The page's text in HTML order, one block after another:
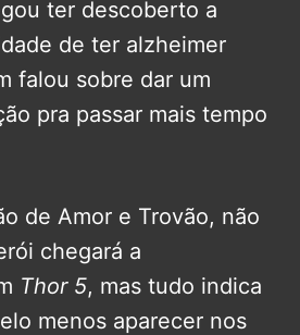
ter descoberto a
de ter alzheimer
falou sobre dar um
pra passar mais tempo
de Amor e Trovão, não
chegará a
Thor 5, mas tudo indica
menos aparecer nos